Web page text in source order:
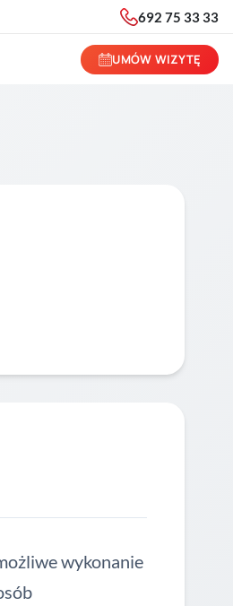
692 75 33 33
UMÓW WIZYTĘ
wykonanie